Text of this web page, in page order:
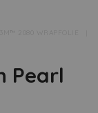
3M™ 2080 WRAPFOLIE
Pearl